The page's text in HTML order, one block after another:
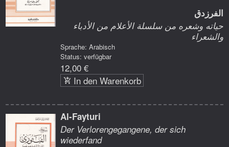
الفرزدق
حياته وشعره من سلسلة الأعلام من الأدباء
والشعراء
Sprache: Arabisch
Status: verfügbar
12,00 €
In den Warenkorb
Al-Fayturi
Der Verlorengegangene, der sich
wiederfand